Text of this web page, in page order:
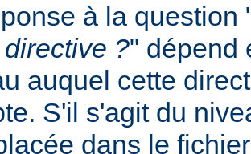
à la question
?" dépend
auquel cette
S'il s'agit du
dans le